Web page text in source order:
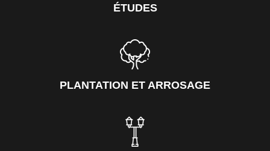
ÉTUDES
PLANTATION ET ARROSAGE